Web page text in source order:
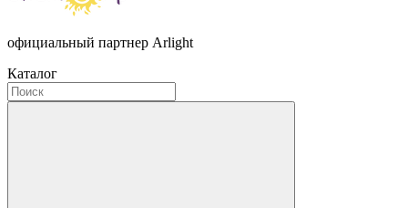
официальный партнер Arlight
Каталог